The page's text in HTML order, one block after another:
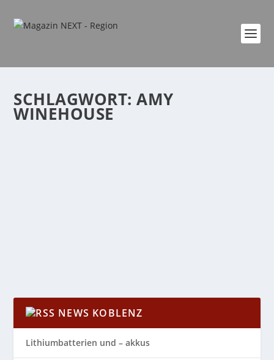
SCHLAGWORT:AMY
WINEHOUSE
NEWS KOBLENZ
Lithiumbatterien und – akkus